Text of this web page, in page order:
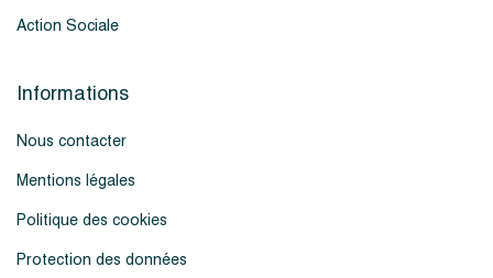
Action Sociale
Informations
Nous contacter
Mentions légales
Politique des cookies
Protection des données